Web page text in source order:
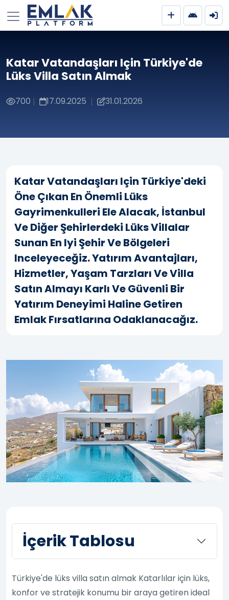
Katar Vatandaşları Için Türkiye'de
Lüks Villa Satın Almak
700 | 17.09.2025 | 31.01.2026
Katar Vatandaşları Için Türkiye'deki
Öne Çıkan En Önemli Lüks
Gayrimenkulleri Ele Alacak, İstanbul
Ve Diğer Şehirlerdeki Lüks Villalar
Sunan En Iyi Şehir Ve Bölgeleri
Inceleyeceğiz. Yatırım Avantajları,
Hizmetler, Yaşam Tarzları Ve Villa
Satın Almayı Karlı Ve Güvenli Bir
Yatırım Deneyimi Haline Getiren
Emlak Fırsatlarına Odaklanacağız.
İçerik Tablosu
Türkiye'de lüks villa satın almak Katarlılar için lüks,
konfor ve stratejik konumu bir araya getiren ideal